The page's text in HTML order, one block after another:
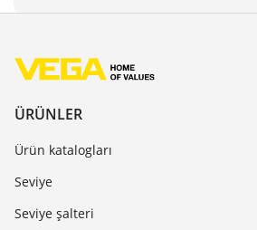
ÜRÜNLER
Ürün katalogları
Seviye
Seviye şalteri